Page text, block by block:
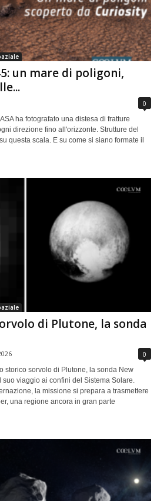
un mare di poligoni,
0
ha fotografato una distesa di fratture
direzione fino all'orizzonte. Strutture del
questa scala. E su come si siano formate il
di Plutone, la sonda
0
storico sorvolo di Plutone, la sonda New
viaggio ai confini del Sistema Solare.
la missione si prepara a trasmettere
una regione ancora in gran parte